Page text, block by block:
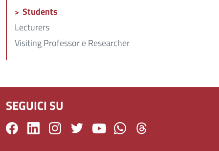
Students
Lecturers
Visiting Professor e Researcher
SEGUICI SU